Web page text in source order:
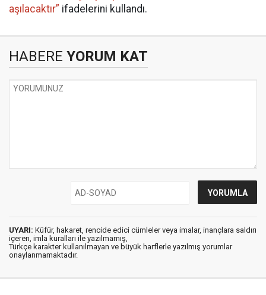
aşılacaktır” ifadelerini kullandı.
HABERE YORUM KAT
UYARI: Küfür, hakaret, rencide edici cümleler veya imalar, inançlara saldırı
içeren, imla kuralları ile yazılmamış,
Türkçe karakter kullanılmayan ve büyük harflerle yazılmış yorumlar
onaylanmamaktadır.